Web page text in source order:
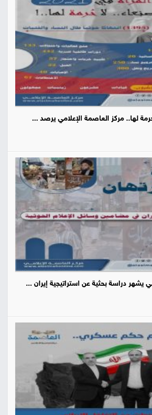
لها.. مركز العاصمة الإعلامي يرصد ...
يشهر دراسة بحثية عن استراتيجية إيران ...